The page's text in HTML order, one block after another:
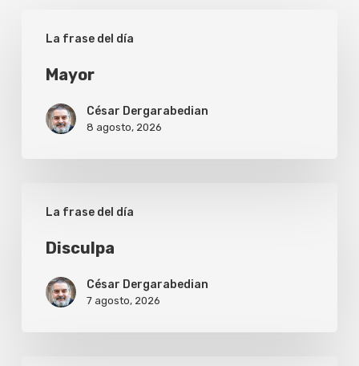
La frase del día
Mayor
César Dergarabedian
8 agosto, 2026
La frase del día
Disculpa
César Dergarabedian
7 agosto, 2026